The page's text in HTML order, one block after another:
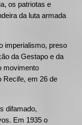
os patriotas e
da luta armada
imperialismo, preso
da Gestapo e da
movimento
Recife, em 26 de
difamado,
Em 1935 o